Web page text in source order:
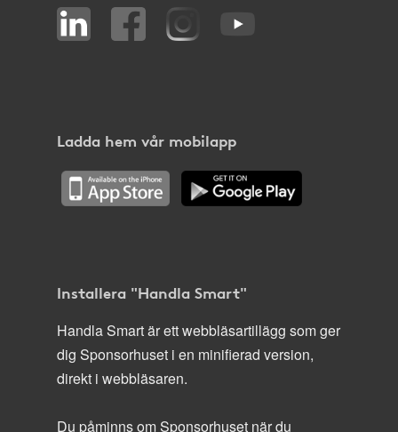
Ladda hem vår mobilapp
Installera "Handla Smart"
Handla Smart är ett webbläsartillägg som ger
dig Sponsorhuset i en minifierad version,
direkt i webbläsaren.
Du påminns om Sponsorhuset när du